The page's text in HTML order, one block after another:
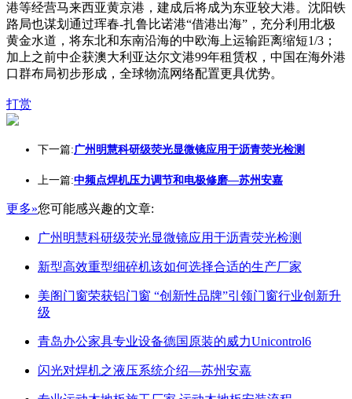
港等经营马来西亚黄京港，建成后将成为东亚较大港。沈阳铁
路局也谋划通过珲春-扎鲁比诺港“借港出海”，充分利用北极
黄金水道，将东北和东南沿海的中欧海上运输距离缩短1/3；
加上之前中企获澳大利亚达尔文港99年租赁权，中国在海外港
口群布局初步形成，全球物流网络配置更具优势。
打赏
下一篇:广州明慧科研级荧光显微镜应用于沥青荧光检测
上一篇:中频点焊机压力调节和电极修磨—苏州安嘉
更多»您可能感兴趣的文章:
广州明慧科研级荧光显微镜应用于沥青荧光检测
新型高效重型细碎机该如何选择合适的生产厂家
美阁门窗荣获铝门窗 “创新性品牌”引领门窗行业创新升
级
青岛办公家具专业设备德国原装的威力Unicontrol6
闪光对焊机之液压系统介绍—苏州安嘉